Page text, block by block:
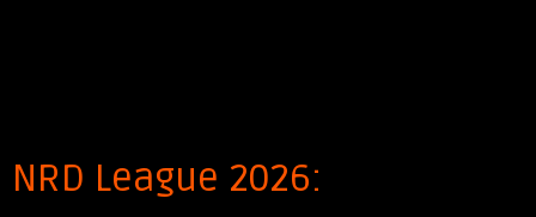
NRD League 2026: